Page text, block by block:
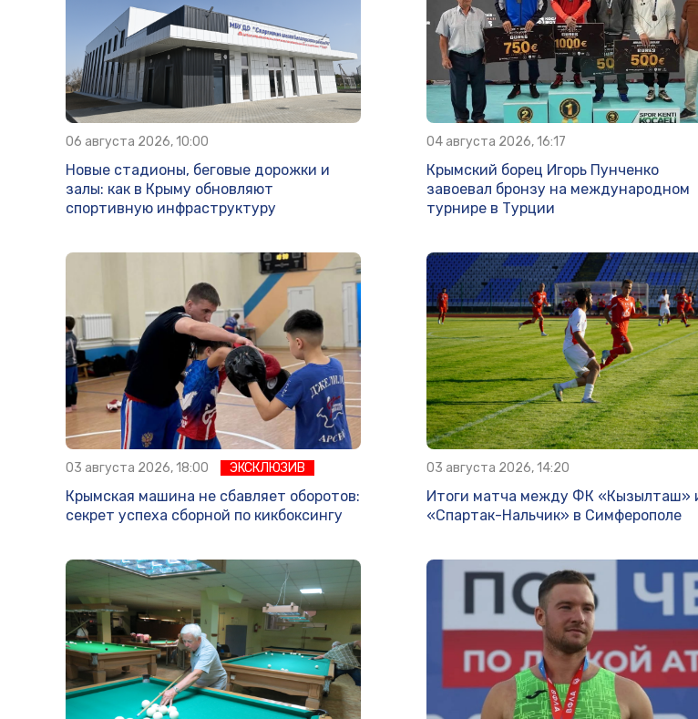
06 августа 2026, 10:00
Новые стадионы, беговые дорожки и
залы: как в Крыму обновляют
спортивную инфраструктуру
04 августа 2026, 16:17
Крымский борец Игорь Пунченко
завоевал бронзу на международном
турнире в Турции
03 августа 2026, 18:00 ЭКСКЛЮЗИВ
Крымская машина не сбавляет оборотов:
секрет успеха сборной по кикбоксингу
03 августа 2026, 14:20
Итоги матча между ФК «Кызылташ»
«Спартак-Нальчик» в Симферополе